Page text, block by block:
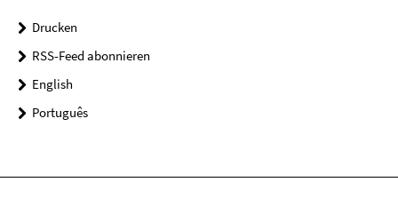
Drucken
RSS-Feed abonnieren
English
Português